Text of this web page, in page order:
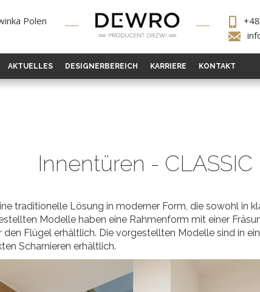
Polen
AKTUELLES DESIGNERBEREICH KARRIERE KONTAKT
Innentüren - CLASSIC
traditionelle Lösung in moderner Form, die sowohl in
Modelle haben eine Rahmenform mit einer
Flügel erhältlich. Die vorgestellten Modelle sind in
Scharnieren erhältlich.